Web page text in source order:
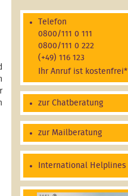
Telefon
0800/111 0 111
0800/111 0 222
(+49) 116 123
Ihr Anruf ist kostenfrei*
zur Chatberatung
zur Mailberatung
International Helplines